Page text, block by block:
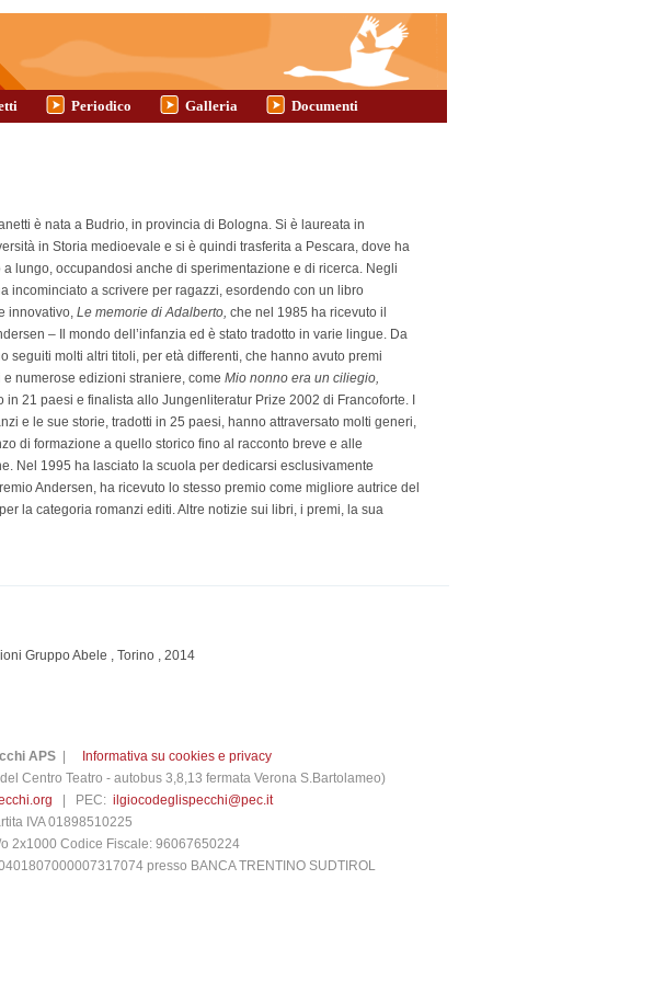
Periodico Galleria Documenti
è nata a Budrio, in provincia di Bologna. Si è laureata in
in Storia medioevale e si è quindi trasferita a Pescara, dove ha
a lungo, occupandosi anche di sperimentazione e di ricerca. Negli
incominciato a scrivere per ragazzi, esordendo con un libro
innovativo, Le memorie di Adalberto, che nel 1985 ha ricevuto il
– Il mondo dell’infanzia ed è stato tradotto in varie lingue. Da
seguiti molti altri titoli, per età differenti, che hanno avuto premi
e numerose edizioni straniere, come Mio nonno era un ciliegio,
in 21 paesi e finalista allo Jungenliteratur Prize 2002 di Francoforte. I
e le sue storie, tradotti in 25 paesi, hanno attraversato molti generi,
di formazione a quello storico fino al racconto breve e alle
Nel 1995 ha lasciato la scuola per dedicarsi esclusivamente
Andersen, ha ricevuto lo stesso premio come migliore autrice del
la categoria romanzi editi. Altre notizie sui libri, i premi, la sua
Gruppo Abele Torino 2014
APS|
Informativa su cookies e privacy
Centro Teatro - autobus 3,8,13 fermata Verona S.Bartolameo)
| PEC: ilgiocodeglispecchi@pec.it
IVA 01898510225
2x1000 Codice Fiscale: 96067650224
presso BANCA TRENTINO SUDTIROL